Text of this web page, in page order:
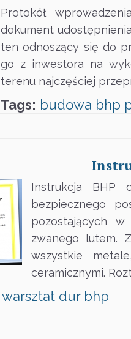
Protokół
dokument
ten odnoszący się do
go z inwestora na
terenu najczęściej
Tags: budowa bhp
Instrukcja BHP
bezpiecznego
pozostających
zwanego lutem.
wszystkie
ceramicznymi.
warsztat dur bhp